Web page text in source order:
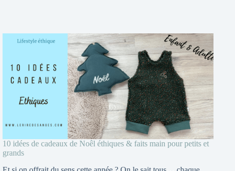
10 idées de cadeaux de Noêl éthiques & faits main pour petits et
grands